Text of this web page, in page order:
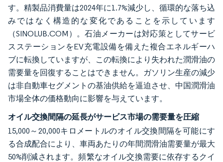
す。精製品消費量は2024年に1.7%減少し、循環的な落ち込
みではなく構造的な変化であることを示しています
（SINOLUB.COM）。石油メーカーは対応策としてサービ
スステーションをEV充電設備を備えた複合エネルギーハ
ブに転換していますが、この転換により失われた潤滑油の
需要量を回復することはできません。ガソリン生産の減少
は非自動車セグメントの基油供給を逼迫させ、中国潤滑油
市場全体の価格動向に影響を与えています。
オイル交換間隔の延長がサービス市場の需要量を圧縮
15,000～20,000キロメートルのオイル交換間隔を可能にす
る合成配合により、車両あたりの年間潤滑油需要量が最大
50%削減されます。頻繁なオイル交換需要に依存するクイ